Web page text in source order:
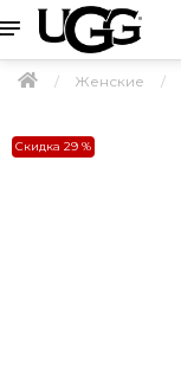
Женские
Скидка 29 %